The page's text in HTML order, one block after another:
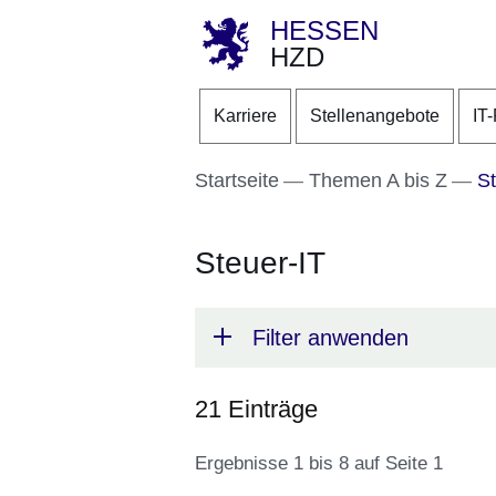
Direkt zum Kopf der
Direkt zum Inhalt
Direkt zum Fuß der
HESSEN
HZD
Karriere Stellenangebote
Startseite Themen A bis Z
Steuer-IT
Filter anwenden
21 Einträge
Ergebnisse 1 bis 8 auf Seite 1